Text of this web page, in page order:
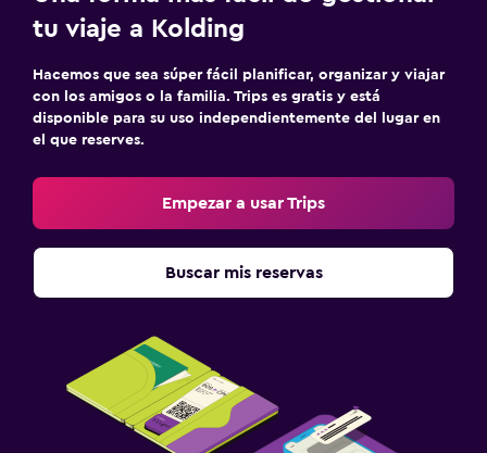
Ideal para familias
Cuna/cama nido disponibles
Comidas para niños
Habitación
tu viaje a Kolding
Hacemos que sea súper fácil planificar, organizar y viajar
con los amigos o la familia. Trips es gratis y está
disponible para su uso independientemente del lugar en
el que reserves.
Empezar a usar Trips
Buscar mis reservas